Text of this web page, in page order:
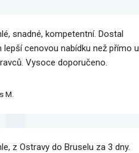
snadné, kompetentní. Dostal
lepší cenovou nabídku než přímo u
Vysoce doporučeno.
M.
z Ostravy do Bruselu za 3 dny.